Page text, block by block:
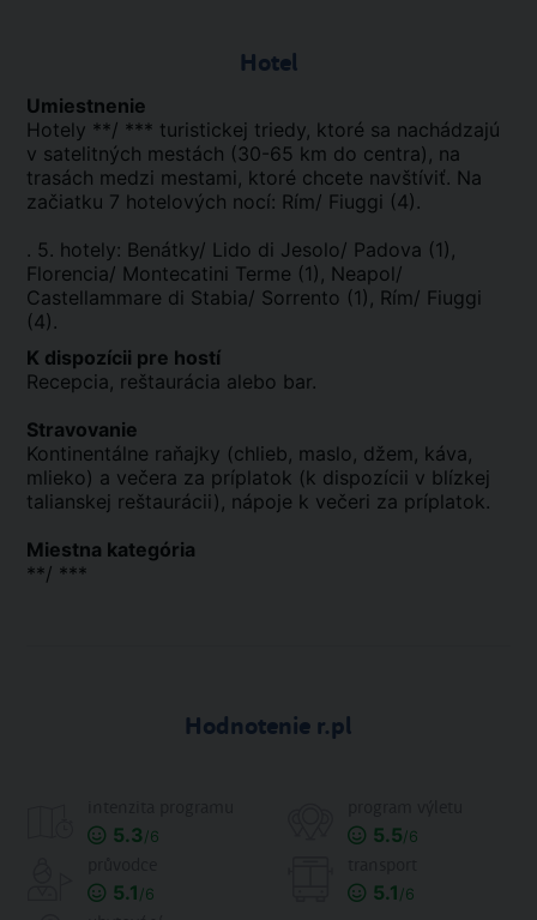
Hotel
Umiestnenie
Hotely **/ *** turistickej triedy, ktoré sa nachádzajú
v satelitných mestách (30-65 km do centra), na
trasách medzi mestami, ktoré chcete navštíviť. Na
začiatku 7 hotelových nocí: Rím/ Fiuggi (4).
. 5. hotely: Benátky/ Lido di Jesolo/ Padova (1),
Florencia/ Montecatini Terme (1), Neapol/
Castellammare di Stabia/ Sorrento (1), Rím/ Fiuggi
(4).
K dispozícii pre hostí
Recepcia, reštaurácia alebo bar.
Stravovanie
Kontinentálne raňajky (chlieb, maslo, džem, káva,
mlieko) a večera za príplatok (k dispozícii v blízkej
talianskej reštaurácii), nápoje k večeri za príplatok.
Miestna kategória
**/ ***
Hodnotenie r.pl
5.3/6 5.5/6
5.1 /6 5.1 /6